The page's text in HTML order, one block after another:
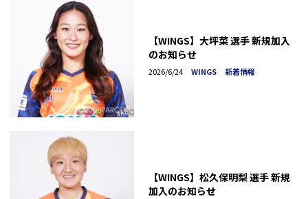
【WINGS】大坪菜 選手 新規加入
のお知らせ
2026/6/24 WINGS 新着情報
【WINGS】松久保明梨 選手 新規
加入のお知らせ